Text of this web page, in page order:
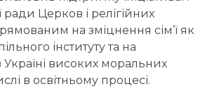
ради Церков і релігійних
на зміцнення сім’ї як
інституту та на
високих моральних
в освітньому процесі.